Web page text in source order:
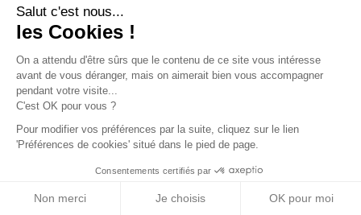
Salut c'est nous...
les Cookies !
On a attendu d'être sûrs que le contenu de ce site vous intéresse
avant de vous déranger, mais on aimerait bien vous accompagner
pendant votre visite...
C'est OK pour vous ?
Pour modifier vos préférences par la suite, cliquez sur le lien
'Préférences de cookies' situé dans le pied de page.
Consentements certifiés par
Non merci Je choisis OK pour moi
Professionnels
Je suis architecte
Je suis une entreprise
Je suis maître d'oeuvre
Je suis un architecte d'intérieur
Je suis décorateur
Je suis un paysagiste
Je suis contractant général